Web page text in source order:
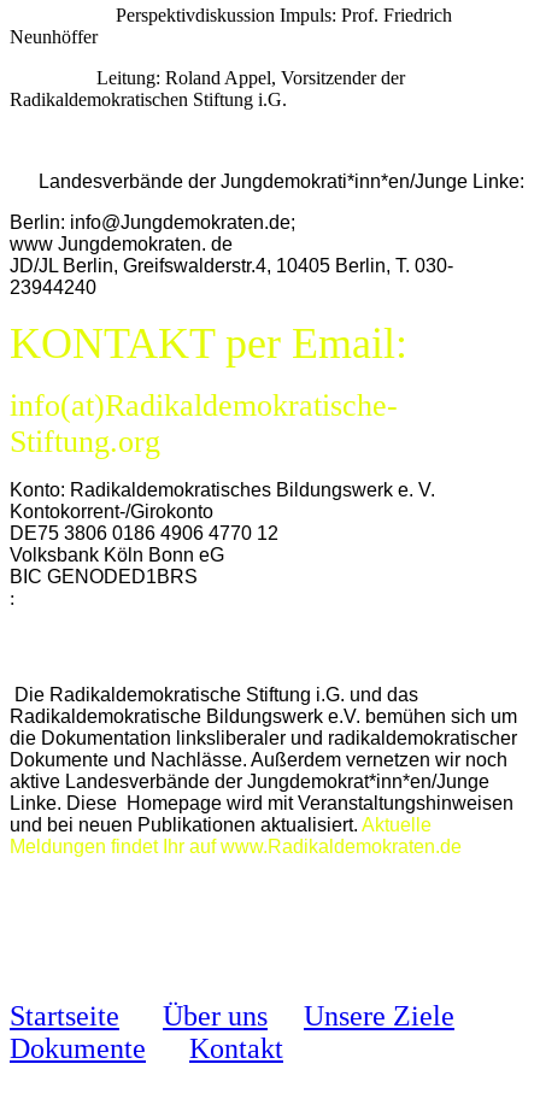
Perspektivdiskussion Impuls: Prof. Friedrich
Neunhöffer
Leitung: Roland Appel, Vorsitzender der
Radikaldemokratischen Stiftung i.G.
Landesverbände der Jungdemokrati*inn*en/Junge Linke:
Berlin: info@Jungdemokraten.de;
www Jungdemokraten. de
JD/JL Berlin, Greifswalderstr.4, 10405 Berlin, T. 030-
23944240
KONTAKT per Email:
info(at)Radikaldemokratische-
Stiftung.org
Konto: Radikaldemokratisches Bildungswerk e. V.
Kontokorrent-/Girokonto
DE75 3806 0186 4906 4770 12
Volksbank Köln Bonn eG
BIC GENODED1BRS
:
Die Radikaldemokratische Stiftung i.G. und das
Radikaldemokratische Bildungswerk e.V. bemühen sich um
die Dokumentation linksliberaler und radikaldemokratischer
Dokumente und Nachlässe. Außerdem vernetzen wir noch
aktive Landesverbände der Jungdemokrat*inn*en/Junge
Linke. Diese Homepage wird mit Veranstaltungshinweisen
und bei neuen Publikationen aktualisiert. Aktuelle
Meldungen findet Ihr auf www.Radikaldemokraten.de
Startseite Über uns
Unsere Ziele
Dokumente
Kontakt